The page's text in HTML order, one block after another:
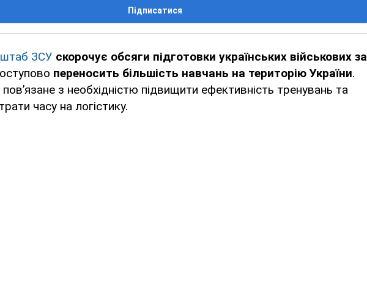
Підписатися
штаб ЗСУ скорочує обсяги підготовки українських військових за
переносить більшість навчань на територію України.
з необхідністю підвищити ефективність тренувань та
часу на логістику.